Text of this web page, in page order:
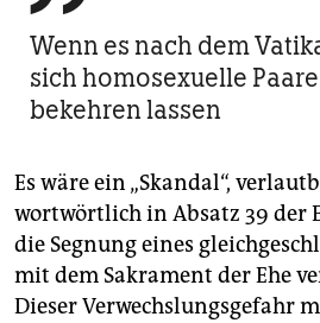
Wenn es nach dem
sich homosexuelle
bekehren lassen
Es wäre ein „Skandal“,
wortwörtlich in Absatz 39 der
die Segnung eines
mit dem Sakrament der Ehe
Dieser Verwechslungsgefahr